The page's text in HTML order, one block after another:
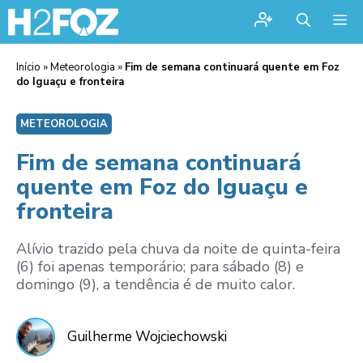
Início »Meteorologia » Fim de semana continuará quente em Foz
do Iguaçu e fronteira
METEOROLOGIA
Fim de semana continuará
quente em Foz do Iguaçu e
fronteira
Alívio trazido pela chuva da noite de quinta-feira
(6) foi apenas temporário; para sábado (8) e
domingo (9), a tendência é de muito calor.
Guilherme Wojciechowski